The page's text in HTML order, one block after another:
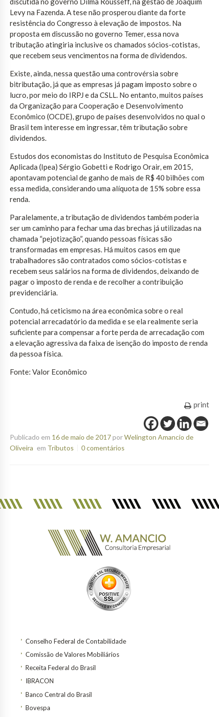
Levy na Fazenda. A tese não prosperou diante da forte
resistência do Congresso à elevação de impostos. Na
proposta em discussão no governo Temer, essa nova
tributação atingiria inclusive os chamados sócios-cotistas,
que recebem seus vencimentos na forma de dividendos.
Existe, ainda, nessa questão uma controvérsia sobre
bitributação, já que as empresas já pagam imposto sobre o
lucro, por meio do IRPJ e da CSLL. No entanto, muitos países
da Organização para Cooperação e Desenvolvimento
Econômico (OCDE), grupo de países desenvolvidos no qual o
Brasil tem interesse em ingressar, têm tributação sobre
dividendos.
Estudos dos economistas do Instituto de Pesquisa Econômica
Aplicada (Ipea) Sérgio Gobetti e Rodrigo Orair, em 2015,
apontavam potencial de ganho de mais de R$ 40 bilhões com
essa medida, considerando uma alíquota de 15% sobre essa
renda.
Paralelamente, a tributação de dividendos também poderia
ser um caminho para fechar uma das brechas já utilizadas na
chamada “pejotização”, quando pessoas físicas são
transformadas em empresas. Há muitos casos em que
trabalhadores são contratados como sócios-cotistas e
recebem seus salários na forma de dividendos, deixando de
pagar o imposto de renda e de recolher a contribuição
previdenciária.
Contudo, há ceticismo na área econômica sobre o real
potencial arrecadatório da medida e se ela realmente seria
suficiente para compensar a forte perda de arrecadação com
a elevação agressiva da faixa de isenção do imposto de renda
da pessoa física.
Fonte: Valor Econômico
print
Publicado em 16 de maio de 2017porWelington Amancio de
Oliveira em Tributos 0 comentários
Conselho Federal de Contabilidade
Comissão de Valores Mobiliários
Receita Federal do Brasil
IBRACON
Banco Central do Brasil
Bovespa